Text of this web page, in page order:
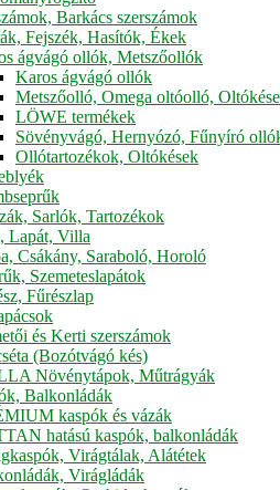
Barkács szerszámok
Fejszék, Hasítók, Ékek
ágvágó ollók, Metszőollók
Karos ágvágó ollók
Metszőolló, Omega oltóolló,
LÖWE termékek
Sövényvágó, Hernyózó, Fűnyíró
Ollótartozékok, Oltókések
Sarlók, Tartozékok
Lapát, Villa
Csákány, Saraboló, Horoló
Szemeteslapátok
Fűrészlap
és Kerti szerszámok
(Bozótvágó kés)
Növénytápok, Műtrágyák
Balkonládák
kaspók és vázák
hatású kaspók, balkonládák
Virágtálak, Alátétek
Virágládák